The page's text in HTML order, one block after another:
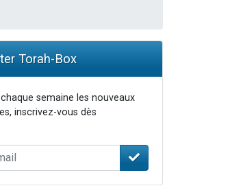
Torah-Box
semaine les nouveaux
inscrivez-vous dès